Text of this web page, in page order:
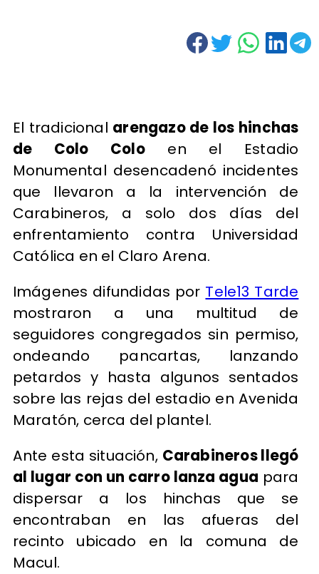
El tradicional arengazo de los hinchas
de Colo Coloen el Estadio
Monumental desencadenó incidentes
que llevaron a la intervención de
Carabineros, a solo dos días del
enfrentamiento contra Universidad
Católica en el Claro Arena.
Imágenes difundidas por Tele13 Tarde
mostraron a una multitud de
seguidores congregados sin permiso,
ondeando pancartas, lanzando
petardos y hasta algunos sentados
sobre las rejas del estadio en Avenida
Maratón, cerca del plantel.
Ante esta situación, Carabineros llegó
al lugar con un carro lanza agua para
dispersar a los hinchas que se
encontraban en las afueras del
recinto ubicado en la comuna de
Macul.